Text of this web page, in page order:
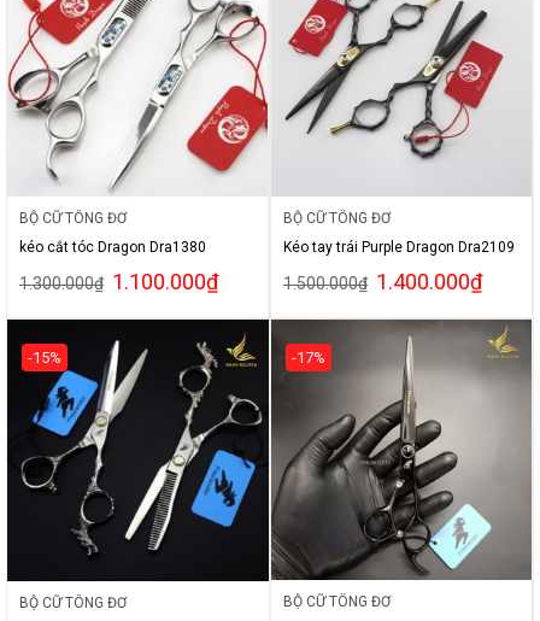
BỘ CỮ TÔNG ĐƠ
kéo cắt tóc Dragon Dra1380
1.300.000₫ 1.100.000₫
BỘ CỮ TÔNG ĐƠ
Kéo tay trái Purple Dragon Dra2109
1.500.000₫ 1.400.000₫
-15%
BỘ CỮ TÔNG ĐƠ
-17%
BỘ CỮ TÔNG ĐƠ